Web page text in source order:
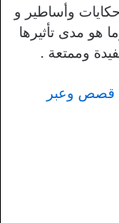
وأساطير و
هو مدى تأثيرها
وممتعة .
قصص وعبر